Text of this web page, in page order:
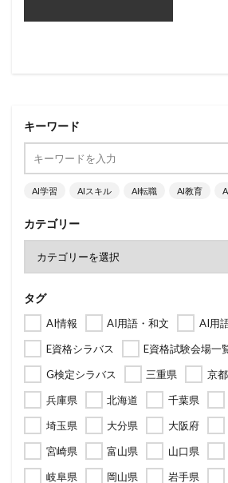
キーワード
AI学習 AIスキル AI転職 AI教育
カテゴリー
タグ
AI情報 AI用語・和文 AI用
E資格シラバス
E資格試験会場一
G検定シラバス
三重県 京
兵庫県
北海道 千葉県
埼玉県
大分県 大阪府
宮崎県
富山県 山口県
岐阜県
岡山県 岩手県